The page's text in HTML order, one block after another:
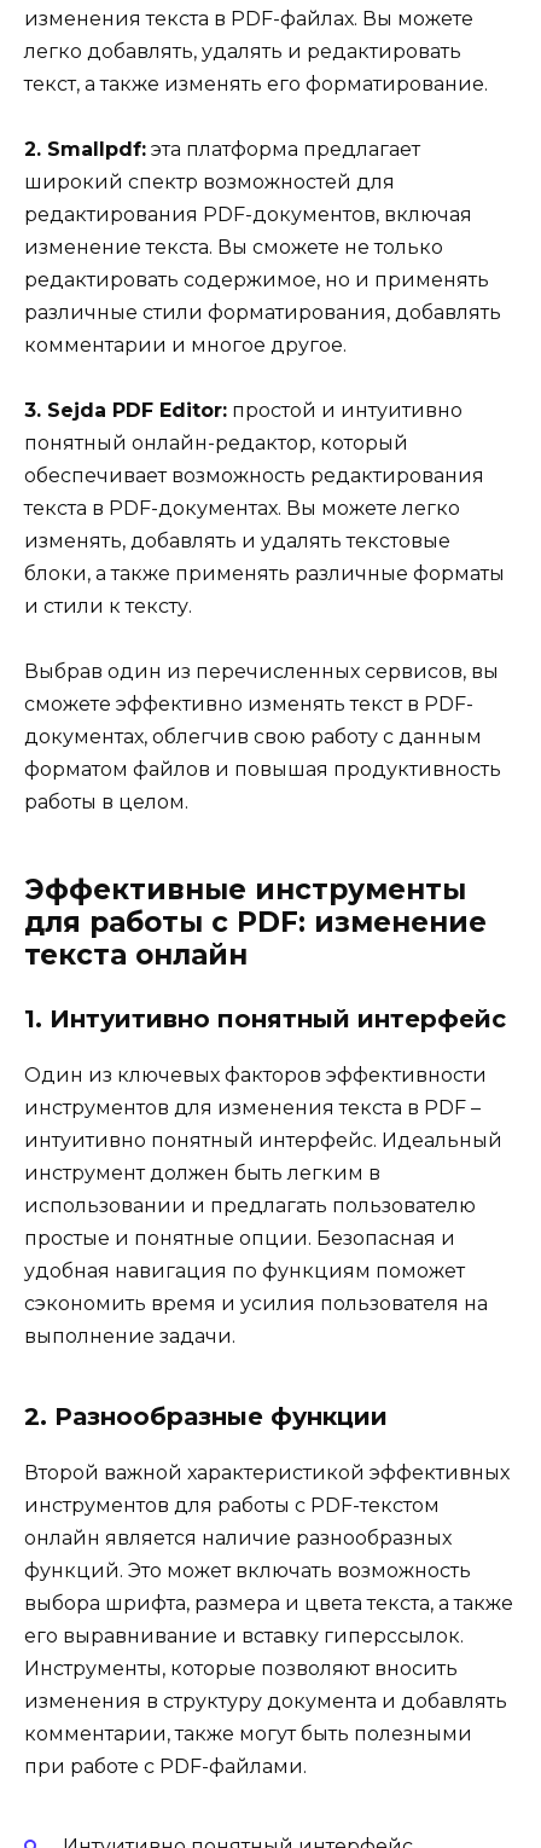
изменения текста в PDF-файлах. Вы можете
легко добавлять, удалять и редактировать
текст, а также изменять его форматирование.
2. Smallpdf: эта платформа предлагает
широкий спектр возможностей для
редактирования PDF-документов, включая
изменение текста. Вы сможете не только
редактировать содержимое, но и применять
различные стили форматирования, добавлять
комментарии и многое другое.
3. Sejda PDF Editor: простой и интуитивно
понятный онлайн-редактор, который
обеспечивает возможность редактирования
текста в PDF-документах. Вы можете легко
изменять, добавлять и удалять текстовые
блоки, а также применять различные форматы
и стили к тексту.
Выбрав один из перечисленных сервисов, вы
сможете эффективно изменять текст в PDF-
документах, облегчив свою работу с данным
форматом файлов и повышая продуктивность
работы в целом.
Эффективные инструменты
для работы с PDF: изменение
текста онлайн
1. Интуитивно понятный интерфейс
Один из ключевых факторов эффективности
инструментов для изменения текста в PDF –
интуитивно понятный интерфейс. Идеальный
инструмент должен быть легким в
использовании и предлагать пользователю
простые и понятные опции. Безопасная и
удобная навигация по функциям поможет
сэкономить время и усилия пользователя на
выполнение задачи.
2. Разнообразные функции
Второй важной характеристикой эффективных
инструментов для работы с PDF-текстом
онлайн является наличие разнообразных
функций. Это может включать возможность
выбора шрифта, размера и цвета текста, а также
его выравнивание и вставку гиперссылок.
Инструменты, которые позволяют вносить
изменения в структуру документа и добавлять
комментарии, также могут быть полезными
при работе с PDF-файлами.